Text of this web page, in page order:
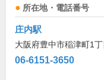
所在地・電話番号
庄内駅
大阪府豊中市稲津町1
06-6151-3650